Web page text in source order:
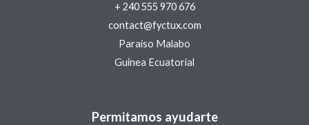
+ 240 555 970 676
contact@fyctux.com
Paraiso Malabo
Guinea Ecuatorial
Permitamos ayudarte